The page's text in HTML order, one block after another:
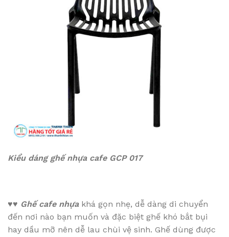
Kiểu dáng ghế nhựa cafe GCP 017
♥♥ Ghế cafe nhựakhá gọn nhẹ, dễ dàng di chuyển
đến nơi nào bạn muốn và đặc biệt ghế khó bắt bụi
hay dầu mỡ nên dễ lau chùi vệ sinh. Ghế dùng được